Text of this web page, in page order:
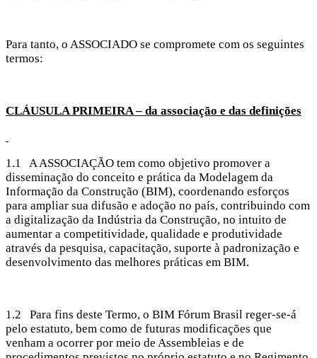
Para tanto, o ASSOCIADO se compromete com os seguintes
termos:
CLÁUSULA PRIMEIRA – da associação e das definições
1.1 A ASSOCIAÇÃO tem como objetivo promover a
disseminação do conceito e prática da Modelagem da
Informação da Construção (BIM), coordenando esforços
para ampliar sua difusão e adoção no país, contribuindo com
a digitalização da Indústria da Construção, no intuito de
aumentar a competitividade, qualidade e produtividade
através da pesquisa, capacitação, suporte à padronização e
desenvolvimento das melhores práticas em BIM.
1.2 Para fins deste Termo, o BIM Fórum Brasil reger-se-á
pelo estatuto, bem como de futuras modificações que
venham a ocorrer por meio de Assembleias e de